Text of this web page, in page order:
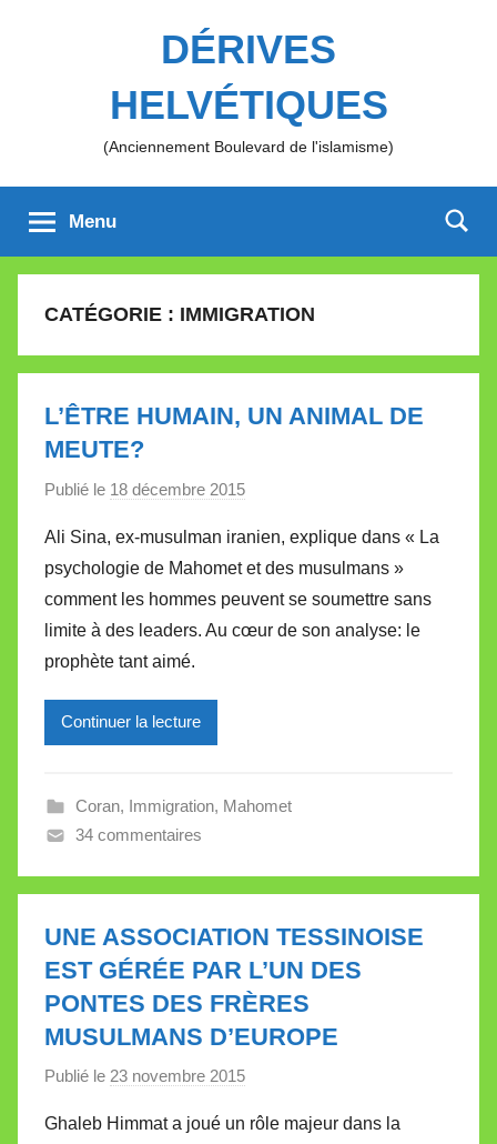
DÉRIVES
HELVÉTIQUES
(Anciennement Boulevard de l'islamisme)
Menu
CATÉGORIE : IMMIGRATION
L’ÊTRE HUMAIN, UN ANIMAL DE
MEUTE?
Publié le 18 décembre 2015
r
M
i
r
V
l
t
e
Ali Sina, ex-musulman iranien, explique dans « La
psychologie de Mahomet et des musulmans »
comment les hommes peuvent se soumettre sans
limite à des leaders. Au cœur de son analyse: le
prophète tant aimé.
Continuer la lecture
Coran, Immigration, Mahomet
34 commentaires
UNE ASSOCIATION TESSINOISE
EST GÉRÉE PAR L’UN DES
PONTES DES FRÈRES
MUSULMANS D’EUROPE
Publié le 23 novembre 2015
Ghaleb Himmat a joué un rôle majeur dans la